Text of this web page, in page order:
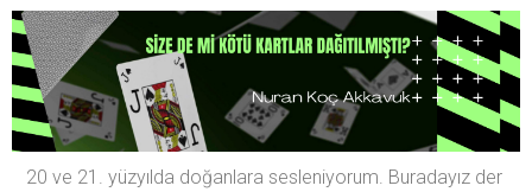
20 ve 21. yüzyılda doğanlara sesleniyorum. Buradayız der